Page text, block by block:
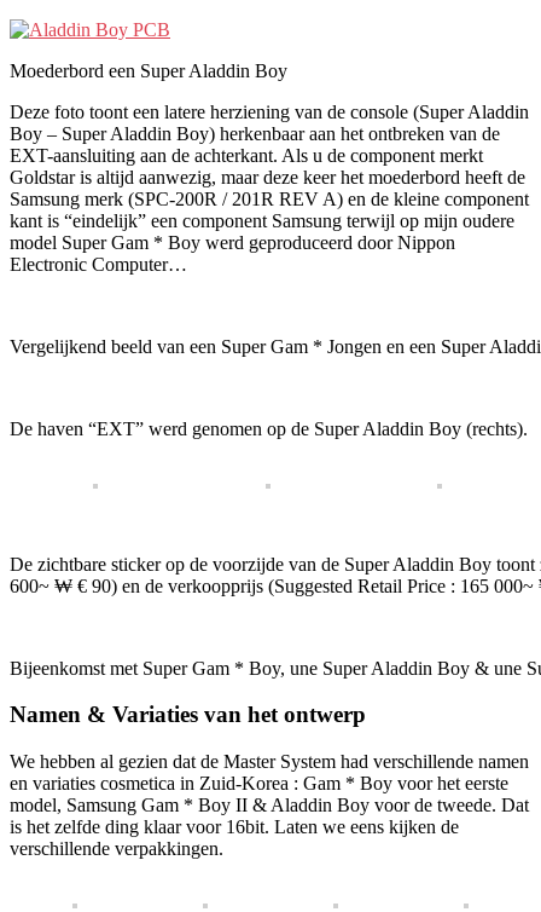
Moederbord een Super Aladdin Boy
Deze foto toont een latere herziening van de console (Super Aladdin
Boy – Super Aladdin Boy) herkenbaar aan het ontbreken van de
EXT-aansluiting aan de achterkant. Als u de component merkt
Goldstar is altijd aanwezig, maar deze keer het moederbord heeft de
Samsung merk (SPC-200R / 201R REV A) en de kleine component
kant is “eindelijk” een component Samsung terwijl op mijn oudere
model Super Gam * Boy werd geproduceerd door Nippon
Electronic Computer…
Vergelijkend beeld van een Super Gam * Jongen en een Super
De haven “EXT” werd genomen op de Super Aladdin Boy (rechts).
De zichtbare sticker op de voorzijde van de Super Aladdin Boy
600~ ₩ € 90) en de verkoopprijs (Suggested Retail Price : 165
Bijeenkomst met Super Gam * Boy, une Super Aladdin Boy & une
Namen & Variaties van het ontwerp
We hebben al gezien dat de Master System had verschillende namen
en variaties cosmetica in Zuid-Korea : Gam * Boy voor het eerste
model, Samsung Gam * Boy II & Aladdin Boy voor de tweede. Dat
is het zelfde ding klaar voor 16bit. Laten we eens kijken de
verschillende verpakkingen.